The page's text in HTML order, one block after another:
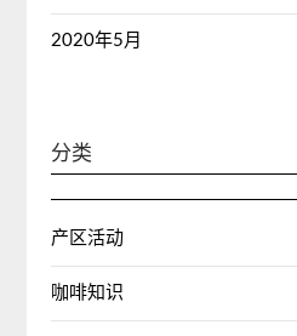
2020年5月
分类
产区活动
咖啡知识